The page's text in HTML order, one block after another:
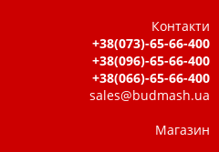
Контакти
+38(073)-65-66-400
+38(096)-65-66-400
+38(066)-65-66-400
sales@budmash.ua
Магазин